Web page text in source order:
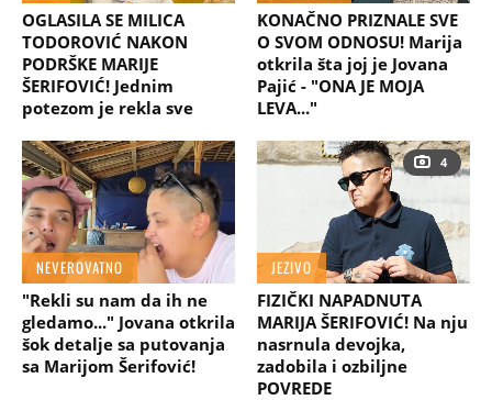
OGLASILA SE MILICA
TODOROVIĆ NAKON
PODRŠKE MARIJE
ŠERIFOVIĆ! Jednim
potezom je rekla sve
KONAČNO PRIZNALE SVE
O SVOM ODNOSU! Marija
otkrila šta joj je Jovana
Pajić - "ONA JE MOJA
LEVA..."
NEVEROVATNO
"Rekli su nam da ih ne
gledamo..." Jovana otkrila
šok detalje sa putovanja
sa Marijom Šerifović!
4
JEZIVO
FIZIČKI NAPADNUTA
MARIJA ŠERIFOVIĆ! Na nju
nasrnula devojka,
zadobila i ozbiljne
POVREDE